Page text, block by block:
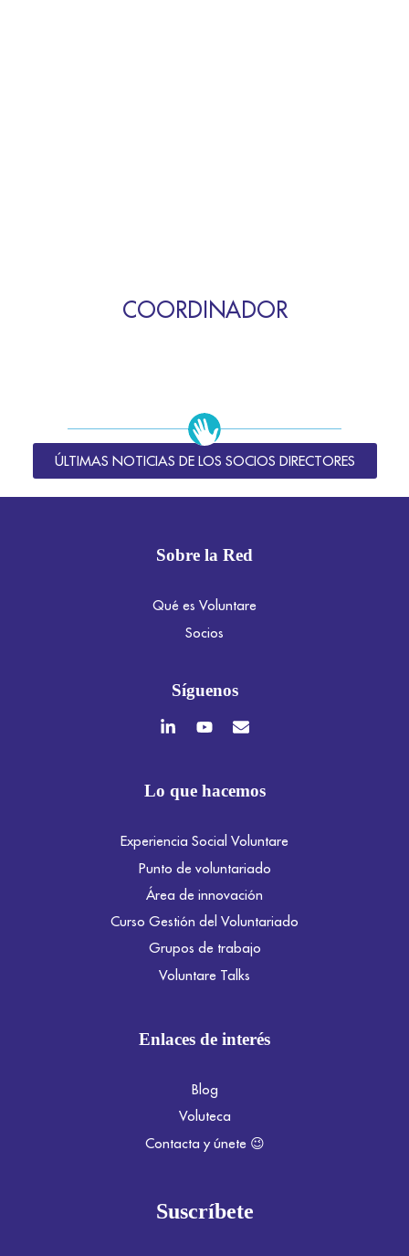
COORDINADOR
ÚLTIMAS NOTICIAS DE LOS SOCIOS DIRECTORES
Sobre la Red
Qué es Voluntare
Socios
Síguenos
Lo que hacemos
Experiencia Social Voluntare
Punto de voluntariado
Área de innovación
Curso Gestión del Voluntariado
Grupos de trabajo
Voluntare Talks
Enlaces de interés
Blog
Voluteca
Contacta y únete 😉
Suscríbete